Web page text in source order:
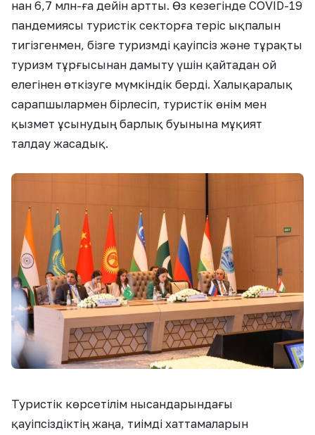
нан 6,7 млн-ға дейін артты. Өз кезегінде СOVID-19
пандемиясы туристік секторға теріс ықпалын
тигізгенмен, бізге туризмді қауіпсіз және тұрақты
туризм тұрғысынан дамыту үшін қайтадан ой
елегінен өткізуге мүмкіндік берді. Халықаралық
сарапшылармен бірлесіп, туристік өнім мен
қызмет ұсынудың барлық буынына мұқият
талдау жасадық.
Туристік көрсетілім нысандарындағы
қауіпсіздіктің жаңа, тиімді хаттамаларын